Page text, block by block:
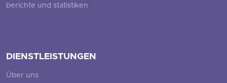
berichte und statistiken
DIENSTLEISTUNGEN
Über uns